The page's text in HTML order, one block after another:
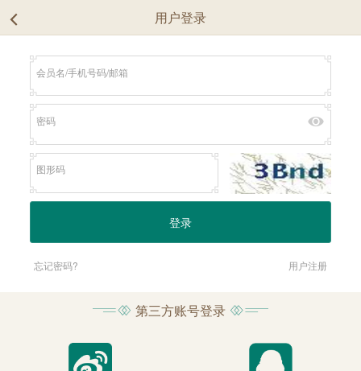
用户登录
忘记密码? 用户注册
第三方账号登录